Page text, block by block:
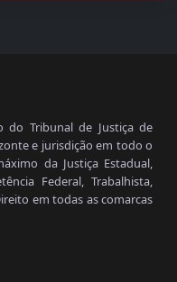
do Tribunal de Justiça de
e jurisdição em todo o
da Justiça Estadual,
Federal, Trabalhista,
em todas as comarcas